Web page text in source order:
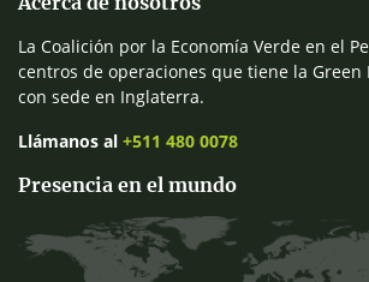
La Coalición por la Economía Verde en el
centros de operaciones que tiene la Green
con sede en Inglaterra.
Llámanos al +511 480 0078
Presencia en el mundo